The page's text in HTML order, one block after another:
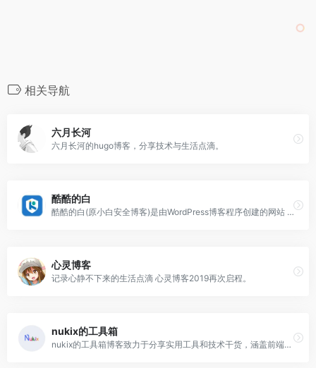
相关导航
六月长河
六月长河的hugo博客，分享技术与生活点滴。
酷酷的白
酷酷的白(原小白安全博客)是由WordPress博客程序创建的网站 ，本站不再专注某一特定内容发布，随缘发布文章，情怀建站罢了。
心灵博客
记录心静不下来的生活点滴 心灵博客2019再次启程。
nukix的工具箱
nukix的工具箱博客致力于分享实用工具和技术干货，涵盖前端开发、网站优化、编程技巧和生活便捷工具等内容。